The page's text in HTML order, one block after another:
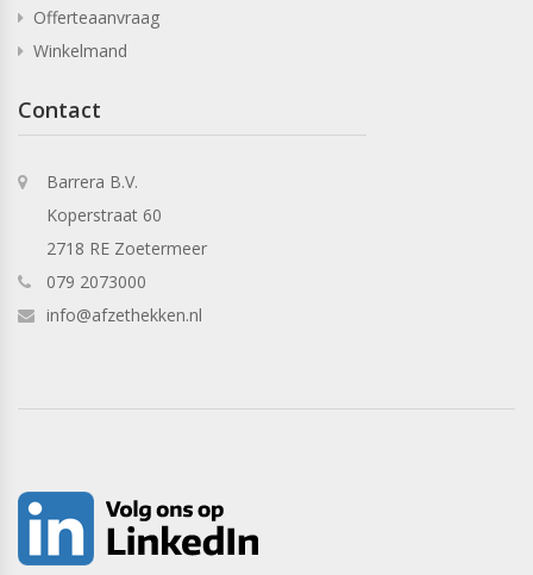
Offerteaanvraag
Winkelmand
Contact
Barrera B.V.
Koperstraat 60
2718 RE Zoetermeer
079 2073000
info@afzethekken.nl